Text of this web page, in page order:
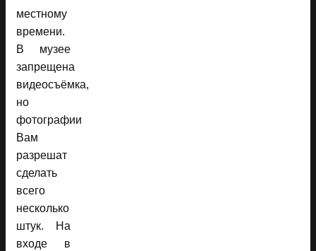
местному
времени.
В музее
запрещена
видеосъёмка,
но
фотографии
Вам
разрешат
сделать
всего
несколько
штук. На
входе в